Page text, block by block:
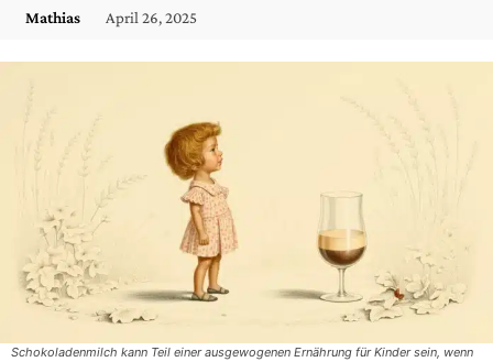
Mathias April 26, 2025
Schokoladenmilch kann Teil einer ausgewogenen Ernährung für Kinder sein, wenn